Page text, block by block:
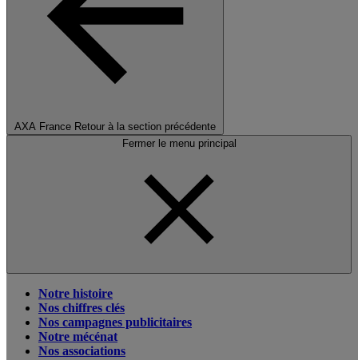
AXA France Retour à la section précédente
Fermer le menu principal
Notre histoire
Nos chiffres clés
Nos campagnes publicitaires
Notre mécénat
Nos associations